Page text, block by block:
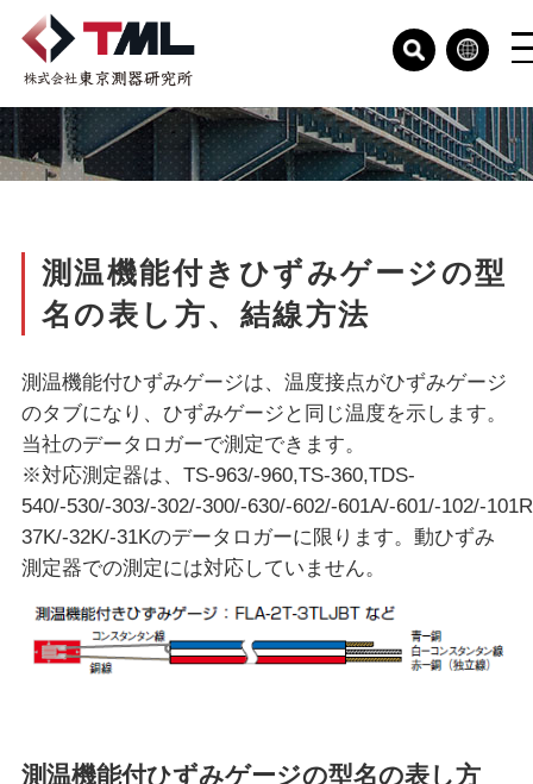
測温機能付きひずみゲージの型
名の表し方、結線方法
測温機能付ひずみゲージは、温度接点がひずみゲージ
のタブになり、ひずみゲージと同じ温度を示します。
当社のデータロガーで測定できます。
※対応測定器は、TS-963/-960,TS-360,TDS-
540/-530/-303/-302/-300/-630/-602/-601A/-601/-102/-
37K/-32K/-31Kのデータロガーに限ります。動ひずみ
測定器での測定には対応していません。
測温機能付ひずみゲージの型名の表し方